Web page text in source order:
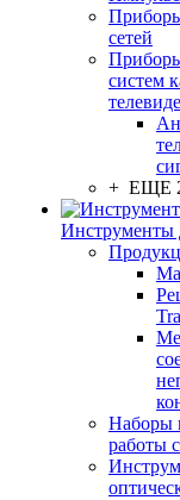
сетей
систем
+ ЕЩЕ
Наборы
работы